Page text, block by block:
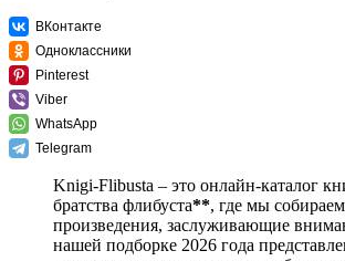
ВКонтакте
Одноклассники
Pinterest
Viber
WhatsApp
Telegram
Knigi-Flibusta – это онлайн-каталог
братства флибуста**, где мы
произведения, заслуживающие
нашей подборке 2026 года